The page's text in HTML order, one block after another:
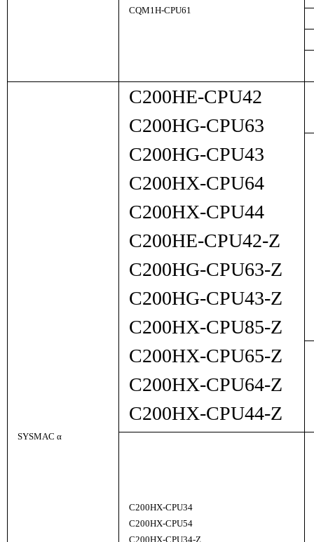
CQM1H-CPU61
SYSMAC α
C200HE-CPU42
C200HG-CPU63
C200HG-CPU43
C200HX-CPU64
C200HX-CPU44
C200HE-CPU42-Z
C200HG-CPU63-Z
C200HG-CPU43-Z
C200HX-CPU85-Z
C200HX-CPU65-Z
C200HX-CPU64-Z
C200HX-CPU44-Z
C200HX-CPU34
C200HX-CPU54
C200HX-CPU34-Z